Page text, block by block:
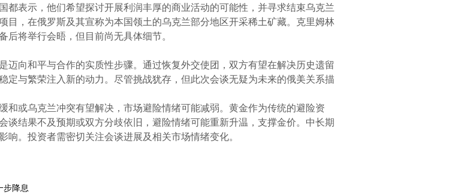
都表示，他们希望探讨开展利润丰厚的商业活动的可能性，并寻求结束乌克兰
目，在俄罗斯及其宣称为本国领土的乌克兰部分地区开采稀土矿藏。克里姆林
将举行会晤，但目前尚无具体细节。
向和平与合作的实质性步骤。通过恢复外交使团，双方有望在解决历史遗留
定与繁荣注入新的动力。尽管挑战犹存，但此次会谈无疑为未来的俄美关系描
和或乌克兰冲突有望解决，市场避险情绪可能减弱。黄金作为传统的避险资
谈结果不及预期或双方分歧依旧，避险情绪可能重新升温，支撑金价。中长期
。投资者需密切关注会谈进展及相关市场情绪变化。
步降息